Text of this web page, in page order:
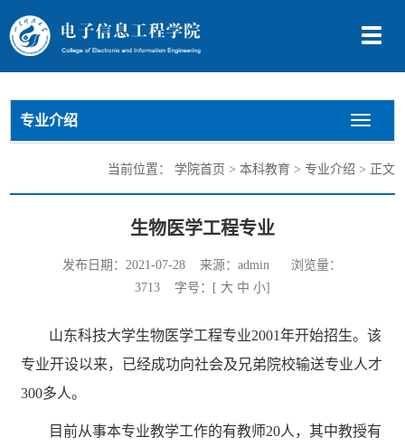
切
导
专业介绍
切
换
航
当前位置： 学院首页 > 本科教育> 专业介绍 > 正文
生物医学工程专业
发布日期：2021-07-28 来源：admin 浏览量：
3713字号：[ 大 中 小]
山东科技大学生物医学工程专业2001年开始招生。该
专业开设以来，已经成功向社会及兄弟院校输送专业人才
300多人。
目前从事本专业教学工作的有教师20人，其中教授有